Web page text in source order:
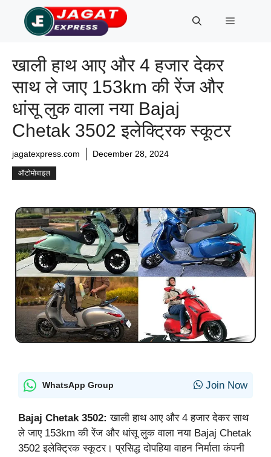
content
Menu
खाली हाथ आए और 4 हजार देकर
साथ ले जाए 153km की रेंज और
धांसू लुक वाला नया Bajaj
Chetak 3502 इलेक्ट्रिक स्कूटर
jagatexpress.com December 28, 2024
ऑटोमोबाइल
WhatsApp Group Join Now
Bajaj Chetak 3502: खाली हाथ आए और 4 हजार देकर साथ
ले जाए 153km की रेंज और धांसू लुक वाला नया Bajaj Chetak
3502 इलेक्ट्रिक स्कूटर। प्रसिद्ध दोपहिया वाहन निर्माता कंपनी